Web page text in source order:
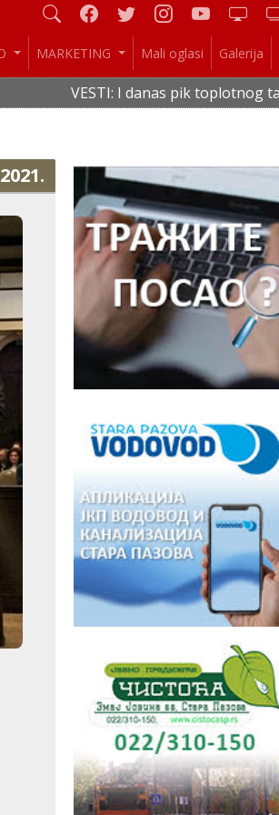
MARKETING Mali oglasi Galerija
VESTI: I danas pik toplotnog talasa •